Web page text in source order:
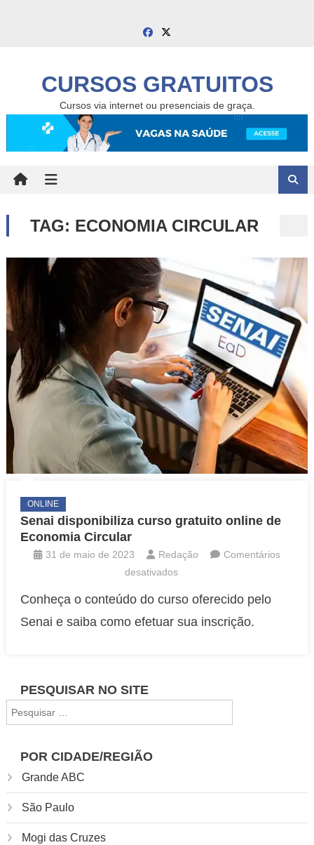
CURSOS GRATUITOS
Cursos via internet ou presenciais de graça.
TAG: ECONOMIA CIRCULAR
ONLINE
Senai disponibiliza curso gratuito online de
Economia Circular
31 de maio de 2023 Redação
Comentários
desativadosem
disponibiliza
curso
Conheça o conteúdo do curso oferecido pelo
Senai e saiba como efetuar sua inscrição.
PESQUISAR NO SITE
por:
POR CIDADE/REGIÃO
Grande ABC
São Paulo
Mogi das Cruzes